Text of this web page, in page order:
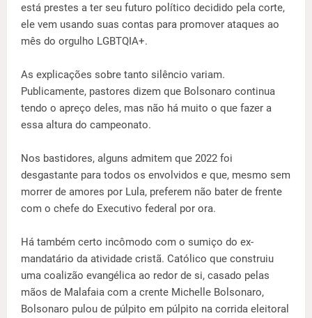
está prestes a ter seu futuro político decidido pela corte,
ele vem usando suas contas para promover ataques ao
mês do orgulho LGBTQIA+.
As explicações sobre tanto silêncio variam.
Publicamente, pastores dizem que Bolsonaro continua
tendo o apreço deles, mas não há muito o que fazer a
essa altura do campeonato.
Nos bastidores, alguns admitem que 2022 foi
desgastante para todos os envolvidos e que, mesmo sem
morrer de amores por Lula, preferem não bater de frente
com o chefe do Executivo federal por ora.
Há também certo incômodo com o sumiço do ex-
mandatário da atividade cristã. Católico que construiu
uma coalizão evangélica ao redor de si, casado pelas
mãos de Malafaia com a crente Michelle Bolsonaro,
Bolsonaro pulou de púlpito em púlpito na corrida eleitoral